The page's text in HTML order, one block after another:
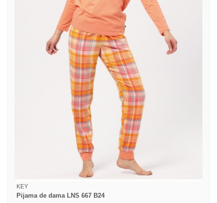
KEY
Pijama de dama LNS 667 B24